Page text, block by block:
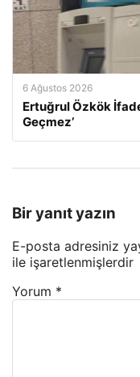
6 Ağustos 2026
Ertuğrul Özkök
Geçmez’
Bir yanıt yazın
E-posta adresiniz
ile işaretlenmişlerdir
Yorum *